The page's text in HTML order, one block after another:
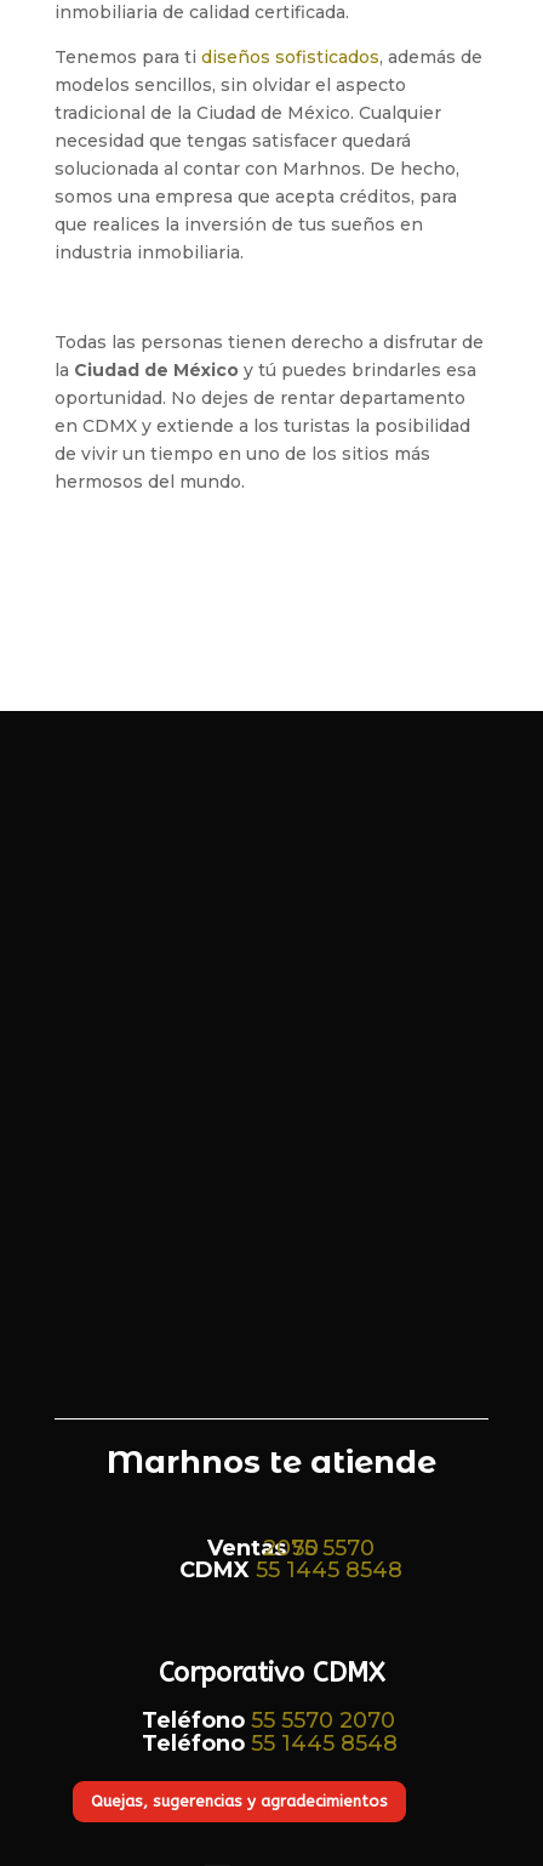
inmobiliaria de calidad certificada.
Tenemos para ti diseños sofisticados, además de
modelos sencillos, sin olvidar el aspecto
tradicional de la Ciudad de México. Cualquier
necesidad que tengas satisfacer quedará
solucionada al contar con Marhnos. De hecho,
somos una empresa que acepta créditos, para
que realices la inversión de tus sueños en
industria inmobiliaria.
Todas las personas tienen derecho a disfrutar de
la Ciudad de México y tú puedes brindarles esa
oportunidad. No dejes de rentar departamento
en CDMX y extiende a los turistas la posibilidad
de vivir un tiempo en uno de los sitios más
hermosos del mundo.
Marhnos te atiende
Ventas55 5570 2070
CDMX 55 1445 8548
Corporativo CDMX
Teléfono 55 5570 2070
Teléfono 55 1445 8548
Quejas, sugerencias y agradecimientos